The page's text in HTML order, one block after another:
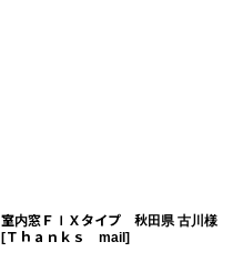
室内窓ＦＩＸタイプ 秋田県 古川様
[Ｔｈａｎｋｓ mail ]